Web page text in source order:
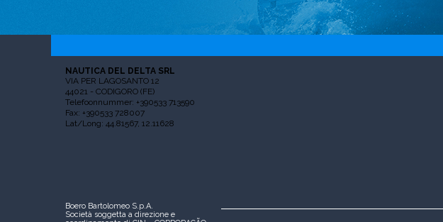
NAUTICA DEL DELTA SRL
VIA PER LAGOSANTO 12
44021 - CODIGORO (FE)
Telefoonnummer: +390533 713590
Fax: +390533 728007
Lat/Long: 44.81567, 12.11628
Boero Bartolomeo S.p.A.
Società soggetta a direzione e